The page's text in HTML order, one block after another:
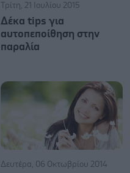
Τρίτη, 21 Ιουλίου 2015
Δέκα tips για
αυτοπεποίθηση στην
παραλία
Δευτέρα, 06 Οκτωβρίου 2014